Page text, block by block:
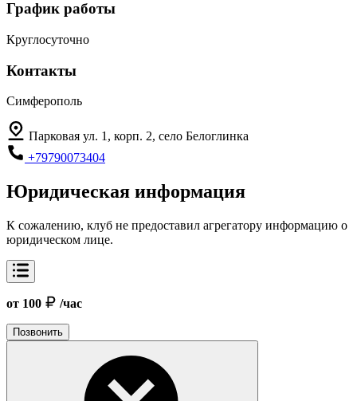
График работы
Круглосуточно
Контакты
Симферополь
Парковая ул. 1, корп. 2, село Белоглинка
+79790073404
Юридическая информация
К сожалению, клуб не предоставил агрегатору информацию о
юридическом лице.
от 100 /час
Позвонить